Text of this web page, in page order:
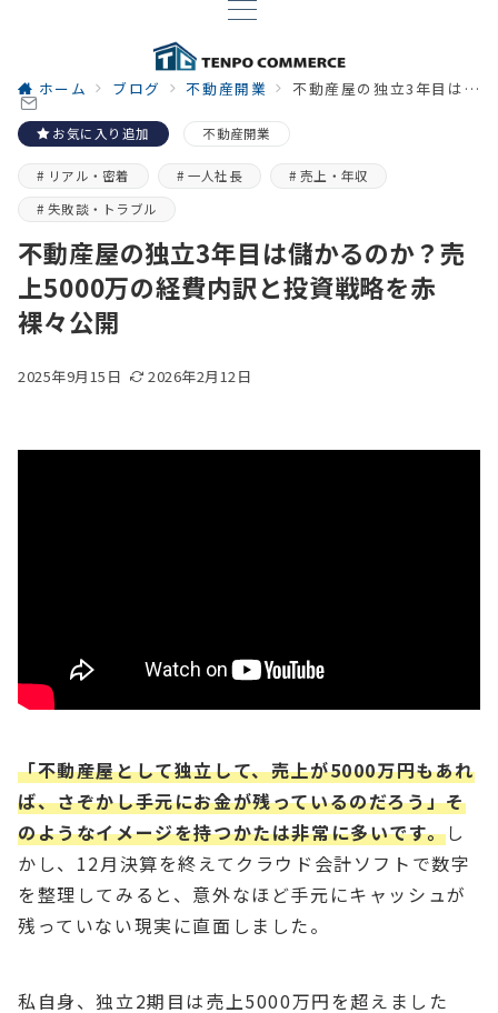
ホーム ブログ 不動産開業 不動産屋の独立3年目は儲かるのか？売上5000万の経費内訳と投資戦略を赤裸々公開
お気に入り追加 不動産開業
リアル・密着 一人社長
売上・年収
失敗談・トラブル
不動産屋の独立3年目は儲かるのか？売
上5000万の経費内訳と投資戦略を赤
裸々公開
2025年9月15日 2026年2月12日
「不動産屋として独立して、売上が5000万円もあれ
ば、さぞかし手元にお金が残っているのだろう」そ
のようなイメージを持つかたは非常に多いです。し
かし、12月決算を終えてクラウド会計ソフトで数字
を整理してみると、意外なほど手元にキャッシュが
残っていない現実に直面しました。
私自身、独立2期目は売上5000万円を超えました